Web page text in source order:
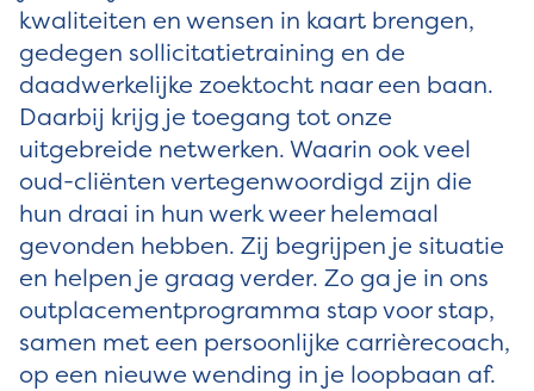
kwaliteiten en wensen in kaart brengen,
gedegen sollicitatietraining en de
daadwerkelijke zoektocht naar een baan.
Daarbij krijg je toegang tot onze
uitgebreide netwerken. Waarin ook veel
oud-cliënten vertegenwoordigd zijn die
hun draai in hun werk weer helemaal
gevonden hebben. Zij begrijpen je situatie
en helpen je graag verder. Zo ga je in ons
outplacementprogramma stap voor stap,
samen met een persoonlijke carrièrecoach,
op een nieuwe wending in je loopbaan af.